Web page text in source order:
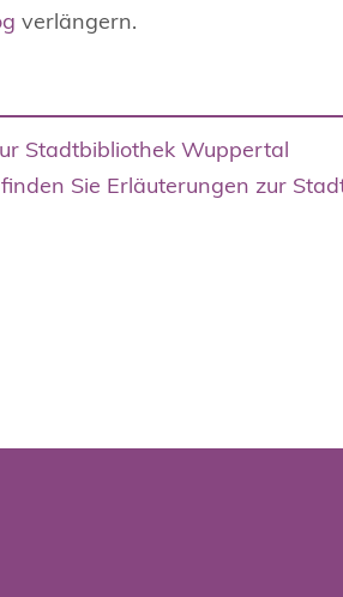
verlängern.
Stadtbibliothek Wuppertal
Sie Erläuterungen zur